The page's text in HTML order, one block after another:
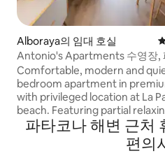
Alboraya의 임대 호실
Antonio's Apartments 수영장,
파트
Comfortable, modern and
bedroom apartment in
with privileged location at La
beach. Featuring partial
views from the private
modern comforts: swimming
elevator, air conditioning /
파타코나 해변 근처
편의